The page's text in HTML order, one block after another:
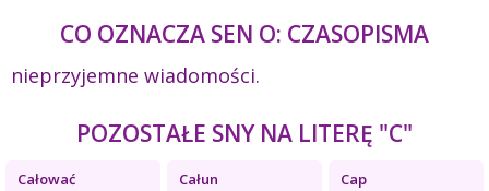
CO OZNACZA SEN O: CZASOPISMA
nieprzyjemne wiadomości.
POZOSTAŁE SNY NA LITERĘ "C"
Całować Całun Cap